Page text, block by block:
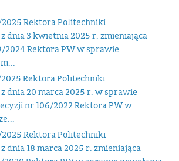
Rektora Politechniki
dnia 3 kwietnia 2025 r. zmieniająca
2024 Rektora PW w sprawie
Rektora Politechniki
dnia 20 marca 2025 r. w sprawie
nr 106/2022 Rektora PW w
Rektora Politechniki
dnia 18 marca 2025 r. zmieniająca